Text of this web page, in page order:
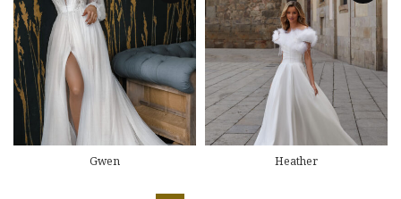
Gwen Heather